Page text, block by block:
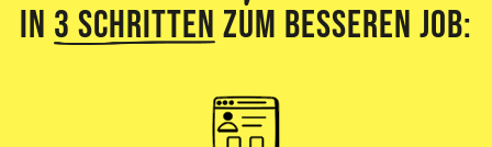
In 3 Schritten zum besseren Job: